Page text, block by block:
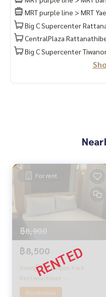
MRT purple line > MRT
Big C Supercenter
CentralPlaza
Big C Supercenter
For rent
฿8,900
฿8,500
นนทบุรี 💥 Lumpini Park
Rattanathibet -
Ngamwongwan
Nonthaburi